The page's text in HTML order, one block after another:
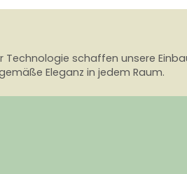
Technologie schaffen unsere
Eleganz in jedem Raum.